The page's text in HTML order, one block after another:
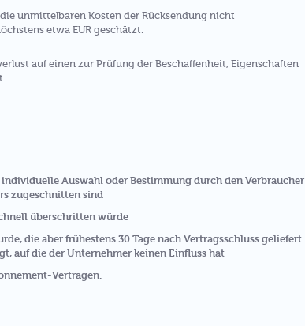
unmittelbaren Kosten der Rücksendung nicht
etwa EUR geschätzt.
auf einen zur Prüfung der Beschaffenheit, Eigenschaften
Auswahl oder Bestimmung durch den Verbraucher
zugeschnitten sind
überschritten würde
die aber frühestens 30 Tage nach Vertragsschluss geliefert
auf die der Unternehmer keinen Einfluss hat
Verträgen.